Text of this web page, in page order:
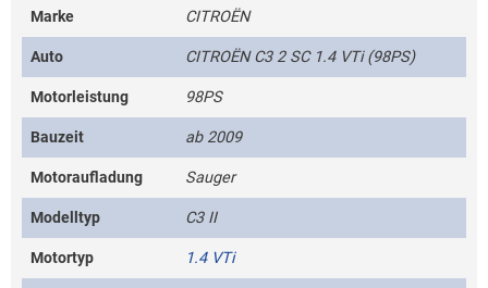
Marke CITROËN
Auto CITROËN C3 2 SC 1.4 VTi (98PS)
Motorleistung 98PS
Bauzeit ab 2009
Motoraufladung Sauger
Modelltyp C3 II
Motortyp 1.4 VTi